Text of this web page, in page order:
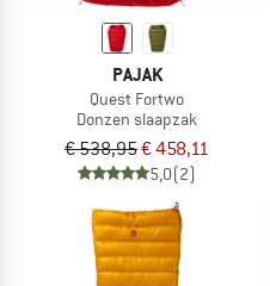
PAJAK
Quest Fortwo
Donzen slaapzak
€ 538,95€ 458,11
5,0(2)